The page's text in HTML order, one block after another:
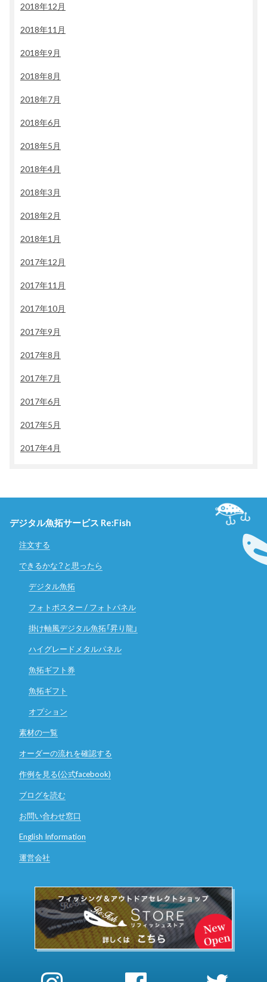
2018年12月
2018年11月
2018年9月
2018年8月
2018年7月
2018年6月
2018年5月
2018年4月
2018年3月
2018年2月
2018年1月
2017年12月
2017年11月
2017年10月
2017年9月
2017年8月
2017年7月
2017年6月
2017年5月
2017年4月
デジタル魚拓サービス Re:Fish
注文する
できるかな？と思ったら
デジタル魚拓
フォトポスター / フォトパネル
掛け軸風デジタル魚拓「昇り龍」
ハイグレードメタルパネル
魚拓ギフト券
魚拓ギフト
オプション
素材の一覧
オーダーの流れを確認する
作例を見る(公式facebook)
ブログを読む
お問い合わせ窓口
English Information
運営会社